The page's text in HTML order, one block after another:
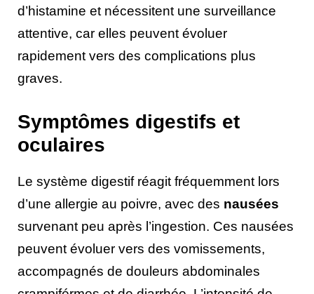
d’histamine et nécessitent une surveillance
attentive, car elles peuvent évoluer
rapidement vers des complications plus
graves.
Symptômes digestifs et
oculaires
Le système digestif réagit fréquemment lors
d’une allergie au poivre, avec des nausées
survenant peu après l’ingestion. Ces nausées
peuvent évoluer vers des vomissements,
accompagnés de douleurs abdominales